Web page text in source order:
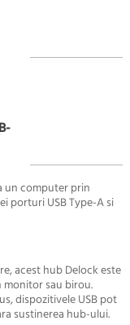
un computer prin
porturi USB Type-A si
acest hub Delock este
sau birou.
dispozitivele USB pot
sustinerea hub-ului.